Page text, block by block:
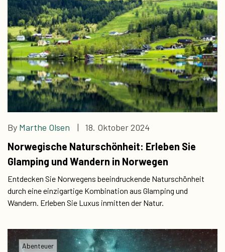
By Marthe Olsen | 18. Oktober 2024
Norwegische Naturschönheit: Erleben Sie
Glamping und Wandern in Norwegen
Entdecken Sie Norwegens beeindruckende Naturschönheit
durch eine einzigartige Kombination aus Glamping und
Wandern. Erleben Sie Luxus inmitten der Natur.
Abenteuer